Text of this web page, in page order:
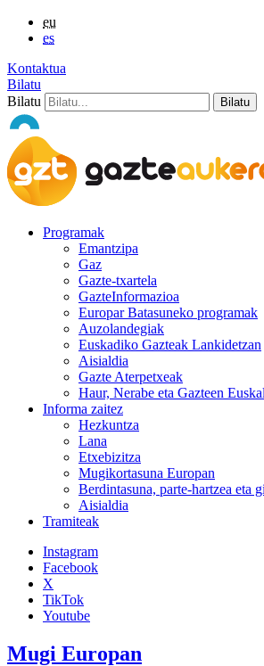
eu
es
Kontaktua
Bilatu
Bilatu
Programak
Emantzipa
Gaz
Gazte-txartela
GazteInformazioa
Europar Batasuneko programak
Auzolandegiak
Euskadiko Gazteak Lankidetzan
Aisialdia
Gazte Aterpetxeak
Haur, Nerabe eta Gazteen
Informa zaitez
Hezkuntza
Lana
Etxebizitza
Mugikortasuna Europan
Berdintasuna, parte-hartzea eta
Aisialdia
Tramiteak
Instagram
Facebook
X
TikTok
Youtube
Mugi Europan